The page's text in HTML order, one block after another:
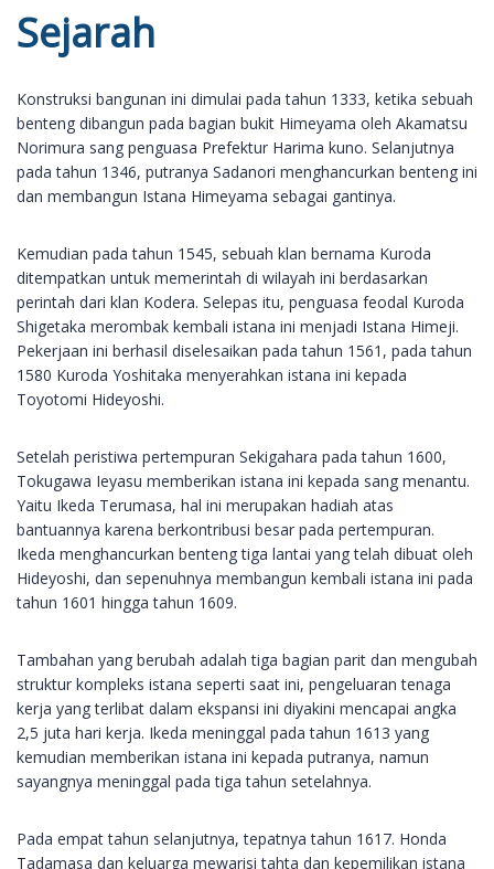
Sejarah
Konstruksi bangunan ini dimulai pada tahun 1333, ketika sebuah
benteng dibangun pada bagian bukit Himeyama oleh Akamatsu
Norimura sang penguasa Prefektur Harima kuno. Selanjutnya
pada tahun 1346, putranya Sadanori menghancurkan benteng ini
dan membangun Istana Himeyama sebagai gantinya.
Kemudian pada tahun 1545, sebuah klan bernama Kuroda
ditempatkan untuk memerintah di wilayah ini berdasarkan
perintah dari klan Kodera. Selepas itu, penguasa feodal Kuroda
Shigetaka merombak kembali istana ini menjadi Istana Himeji.
Pekerjaan ini berhasil diselesaikan pada tahun 1561, pada tahun
1580 Kuroda Yoshitaka menyerahkan istana ini kepada
Toyotomi Hideyoshi.
Setelah peristiwa pertempuran Sekigahara pada tahun 1600,
Tokugawa Ieyasu memberikan istana ini kepada sang menantu.
Yaitu Ikeda Terumasa, hal ini merupakan hadiah atas
bantuannya karena berkontribusi besar pada pertempuran.
Ikeda menghancurkan benteng tiga lantai yang telah dibuat oleh
Hideyoshi, dan sepenuhnya membangun kembali istana ini pada
tahun 1601 hingga tahun 1609.
Tambahan yang berubah adalah tiga bagian parit dan mengubah
struktur kompleks istana seperti saat ini, pengeluaran tenaga
kerja yang terlibat dalam ekspansi ini diyakini mencapai angka
2,5 juta hari kerja. Ikeda meninggal pada tahun 1613 yang
kemudian memberikan istana ini kepada putranya, namun
sayangnya meninggal pada tiga tahun setelahnya.
Pada empat tahun selanjutnya, tepatnya tahun 1617. Honda
Tadamasa dan keluarga mewarisi tahta dan kepemilikan istana